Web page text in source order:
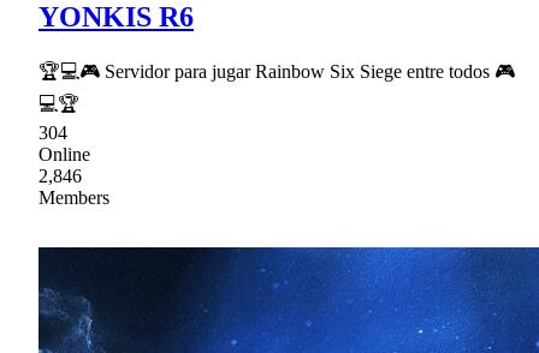
YONKIS R6
🏆💻🎮 Servidor para jugar Rainbow Six Siege entre todos 🎮
💻🏆
304
Online
2,846
Members